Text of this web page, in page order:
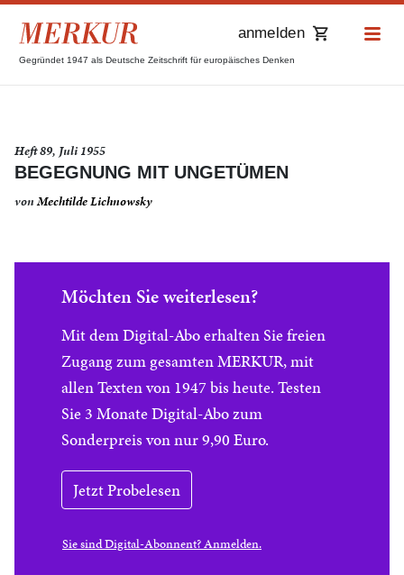
Gegründet 1947 als Deutsche Zeitschrift für europäisches Denken
anmelden
Heft 89, Juli 1955
BEGEGNUNG MIT UNGETÜMEN
vonMechtilde Lichnowsky
Möchten Sie weiterlesen?
Mit dem Digital-Abo erhalten Sie freien
Zugang zum gesamten MERKUR, mit
allen Texten von 1947 bis heute. Testen
Sie 3 Monate Digital-Abo zum
Sonderpreis von nur 9,90 Euro.
Jetzt Probelesen
Sie sind Digital-Abonnent? Anmelden.